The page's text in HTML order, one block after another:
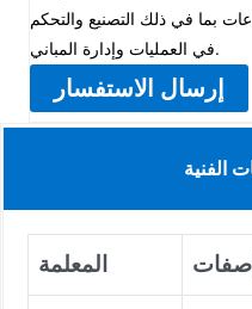
بما في ذلك التصنيع والتحكم
في العمليات وإدارة المباني.
إرسال الاستفسار
الفنية
المعلمة